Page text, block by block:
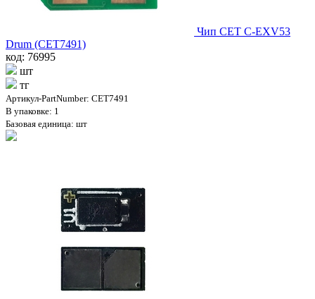
Чип CET C-EXV53
Drum (CET7491)
код: 76995
шт
тг
Артикул-PartNumber: CET7491
В упаковке: 1
Базовая единица: шт